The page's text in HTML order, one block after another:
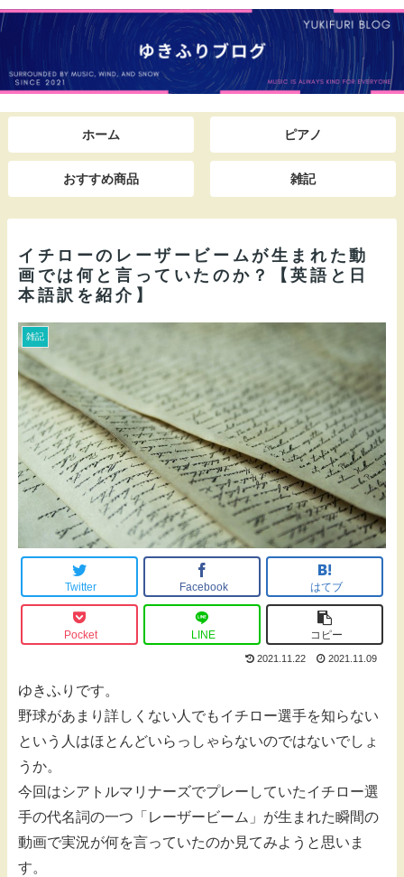
ホーム ピアノ
おすすめ商品 雑記
イチローのレーザービームが生まれた動
画では何と言っていたのか？【英語と日
本語訳を紹介】
雑記
Twitter Facebook はてブ
Pocket LINE コピー
2021.11.22 2021.11.09
ゆきふりです。
野球があまり詳しくない人でもイチロー選手を知らない
という人はほとんどいらっしゃらないのではないでしょ
うか。
今回はシアトルマリナーズでプレーしていたイチロー選
手の代名詞の一つ「レーザービーム」が生まれた瞬間の
動画で実況が何を言っていたのか見てみようと思いま
す。